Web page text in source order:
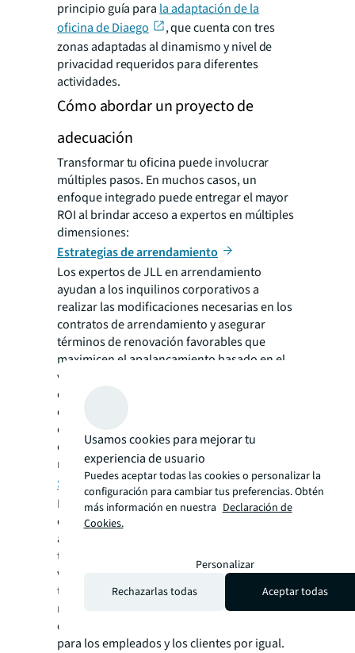
principio guía para la adaptación de la
oficina de Diaego
, que cuenta con tres
zonas adaptadas al dinamismo y nivel de
privacidad requeridos para diferentes
actividades.
Cómo abordar un proyecto de
adecuación
Transformar tu oficina puede involucrar
múltiples pasos. En muchos casos, un
enfoque integrado puede entregar el mayor
ROI al brindar acceso a expertos en múltiples
dimensiones:
Estrategias de arrendamiento
Los expertos de JLL en arrendamiento
ayudan a los inquilinos corporativos a
realizar las modificaciones necesarias en los
contratos de arrendamiento y asegurar
términos de renovación favorables que
maximicen el apalancamiento basado en el
valor creado por las renovaciones. Trabajar
con un socio que tiene profundo
conocimiento local asegura que las
condiciones actuales del mercado se
consideren en cualquier renovación o
renegociación de contratos.
Servicios de diseño
Estos especialistas crean ambientes que
cumplen con las necesidades actuales y
anticipan demandas futuras basadas en
tendencias laborales en evolución. JLL tiene
vasta experiencia adaptando soluciones
tanto para oficinas como para entornos
minoristas, creando espacios que se alinean
con los objetivos comerciales y funcionan
para los empleados y los clientes por igual.
Usamos cookies para mejorar tu
experiencia de usuario
Puedes aceptar todas las cookies o personalizar la
configuración para cambiar tus preferencias. Obtén
más información en nuestra Declaración de
Cookies.
Personalizar
Rechazarlas todas
Aceptar todas